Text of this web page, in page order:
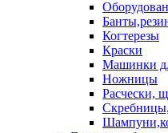
Когтерезы
Краски
Машинки
Ножницы
Расчески,